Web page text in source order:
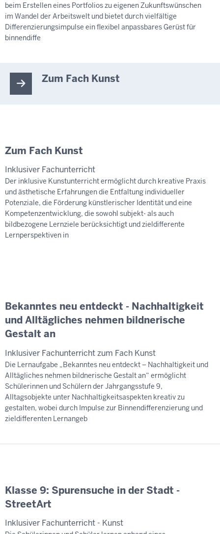
beim Erstellen eines Portfolios zu eigenen Zukunftswünschen
im Wandel der Arbeitswelt und bietet durch vielfältige
Differenzierungsimpulse ein flexibel anpassbares Gerüst für
binnendiffe
Zum Fach Kunst
Zum Fach Kunst
Inklusiver Fachunterricht
Der inklusive Kunstunterricht ermöglicht durch kreative Praxis
und ästhetische Erfahrungen die Entfaltung individueller
Potenziale, die Förderung künstlerischer Identität und eine
Kompetenzentwicklung, die sowohl subjekt- als auch
bildbezogene Lernziele berücksichtigt und zieldifferente
Lernperspektiven in
Bekanntes neu entdeckt - Nachhaltigkeit
und Alltägliches nehmen bildnerische
Gestalt an
Inklusiver Fachunterricht zum Fach Kunst
Die Lernaufgabe „Bekanntes neu entdeckt – Nachhaltigkeit und
Alltägliches nehmen bildnerische Gestalt an“ ermöglicht
Schülerinnen und Schülern der Jahrgangsstufe 9,
Alltagsobjekte unter Nachhaltigkeitsaspekten kreativ zu
gestalten, wobei durch Impulse zur Binnendifferenzierung und
zieldifferenten Lernangeb
Klasse 9: Spurensuche in der Stadt -
StreetArt
Inklusiver Fachunterricht - Kunst